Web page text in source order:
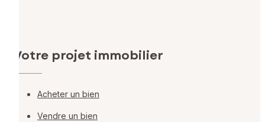
Votre projet immobilier
Acheter un bien
Vendre un bien